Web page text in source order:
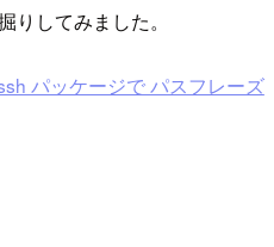
りしてみました。
パッケージで パスフレーズ